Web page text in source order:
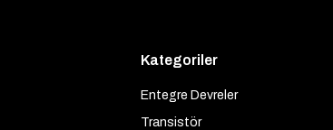
Kategoriler
Entegre Devreler
Transistör